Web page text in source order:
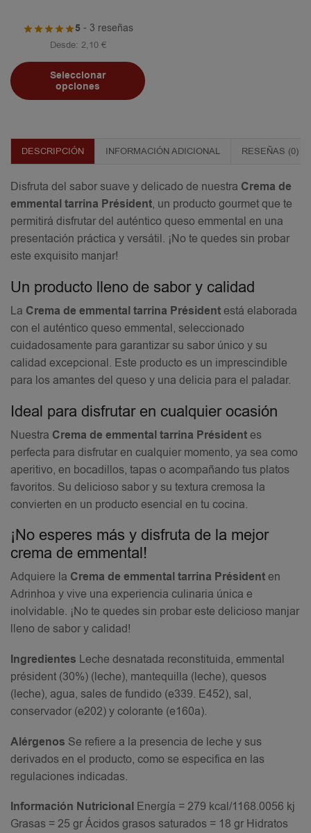
5- 3 reseñas
Desde: 2,10 €
Seleccionar
opciones
DESCRIPCIÓN INFORMACIÓN ADICIONAL RESEÑAS (0)
Disfruta del sabor suave y delicado de nuestra Crema de
emmental tarrina Président, un producto gourmet que te
permitirá disfrutar del auténtico queso emmental en una
presentación práctica y versátil. ¡No te quedes sin probar
este exquisito manjar!
Un producto lleno de sabor y calidad
La Crema de emmental tarrina Présidentestá elaborada
con el auténtico queso emmental, seleccionado
cuidadosamente para garantizar su sabor único y su
calidad excepcional. Este producto es un imprescindible
para los amantes del queso y una delicia para el paladar.
Ideal para disfrutar en cualquier ocasión
Nuestra Crema de emmental tarrina Présidentes
perfecta para disfrutar en cualquier momento, ya sea como
aperitivo, en bocadillos, tapas o acompañando tus platos
favoritos. Su delicioso sabor y su textura cremosa la
convierten en un producto esencial en tu cocina.
¡No esperes más y disfruta de la mejor
crema de emmental!
Adquiere la Crema de emmental tarrina Présidenten
Adrinhoa y vive una experiencia culinaria única e
inolvidable. ¡No te quedes sin probar este delicioso manjar
lleno de sabor y calidad!
Ingredientes Leche desnatada reconstituida, emmental
président (30%) (leche), mantequilla (leche), quesos
(leche), agua, sales de fundido (e339. E452), sal,
conservador (e202) y colorante (e160a).
Alérgenos Se refiere a la presencia de leche y sus
derivados en el producto, como se especifica en las
regulaciones indicadas.
Información Nutricional Energía = 279 kcal/1168.0056 kj
Grasas = 25 gr Ácidos grasos saturados = 18 gr Hidratos